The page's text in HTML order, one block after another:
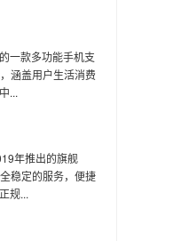
一款多功能手机支
涵盖用户生活消费
...
年推出的旗舰
稳定的服务，便捷
规...